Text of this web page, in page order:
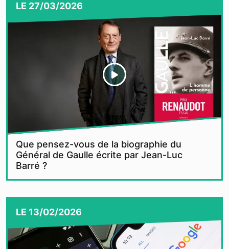
LE 27/03/2026
Que pensez-vous de la biographie du
Général de Gaulle écrite par Jean-Luc
Barré ?
LE 13/02/2026